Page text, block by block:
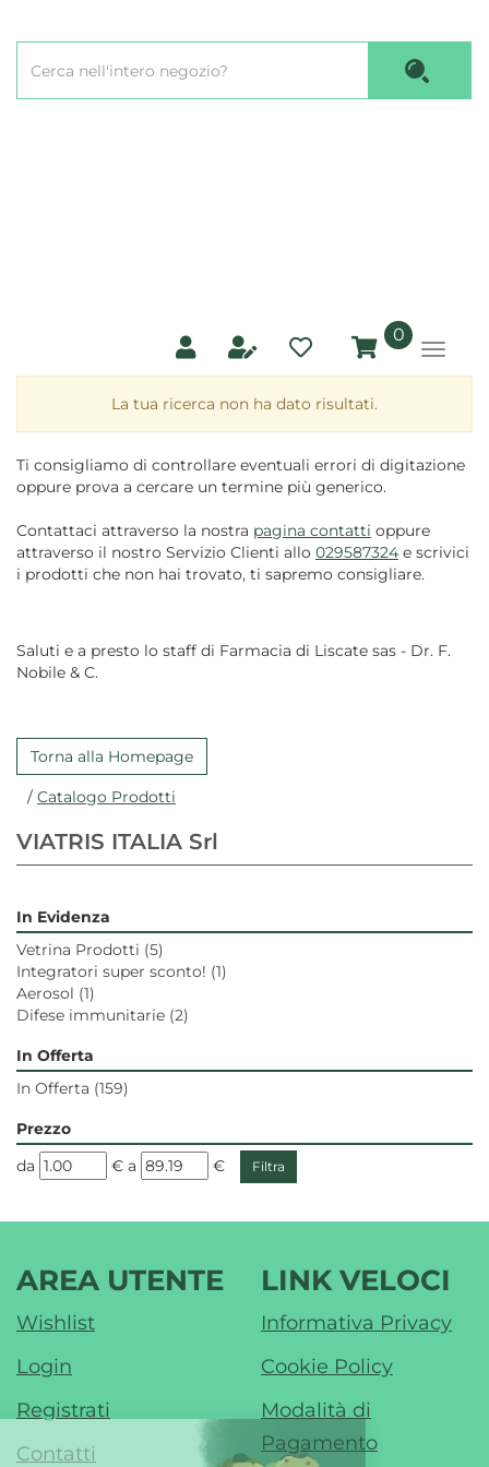
principale
Prodotto
0prodotti
inseriti
La tua ricerca non ha dato risultati.
Ti consigliamo di controllare eventuali errori di digitazione
oppure prova a cercare un termine più generico.
Contattaci attraverso la nostra pagina contatti oppure
attraverso il nostro Servizio Clienti allo 029587324 e scrivici
i prodotti che non hai trovato, ti sapremo consigliare.
Saluti e a presto lo staff di Farmacia di Liscate sas - Dr. F.
Nobile & C.
Torna alla Homepage
/ Catalogo Prodotti
VIATRIS ITALIA Srl
In Evidenza
Vetrina Prodotti (5)
Integratori super sconto! (1)
Aerosol (1)
Difese immunitarie (2)
In Offerta
In Offerta (159)
Prezzo
filtra
da € filtra
a €
AREA UTENTE
Wishlist
Login
Registrati
Contatti
LINK VELOCI
Informativa Privacy
Cookie Policy
Modalità di
Pagamento